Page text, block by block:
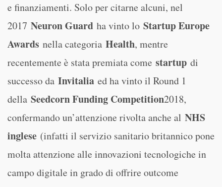
e finanziamenti. Solo per citarne alcuni, nel
2017 Neuron Guard ha vinto lo Startup Europe
Awards nella categoria Health, mentre
recentemente è stata premiata come startup di
successo da Invitalia ed ha vinto il Round 1
della Seedcorn Funding Competition2018,
confermando un’attenzione rivolta anche al NHS
inglese (infatti il servizio sanitario britannico pone
molta attenzione alle innovazioni tecnologiche in
campo digitale in grado di offrire outcome